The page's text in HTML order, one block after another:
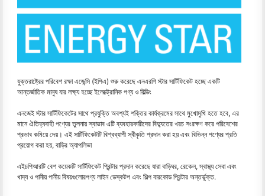
যুক্তরাষ্ট্রের পরিবেশ রক্ষা এজেন্সি (ইপিএ) শুরু করেছে এনএরগি স্টার সার্টিফিকেট হচ্ছে একটি
আন্তর্জাতিক মানুষ যার লক্ষ্য হচ্ছে ইলেক্ট্রোনিক পণ্য ও বিল্ডিং
এনজেই স্টার সার্টিফিকেটের সাথে প্রযুক্তি অবশ্যই শক্তির কার্যক্রমের সাথে মুখোমুখি হতে হবে, এর
মানে ঐতিহ্যবাহী পণ্যের তুলনায় স্বাভাব এটি ব্যবহারকারীদের বিদ্যুতের খরচ সংরক্ষণ করে পরিবেশের
প্রভাব কমিয়ে দেয়। এই সার্টিফিকেটটি বিশ্বব্যাপী স্বীকৃতি প্রদান করা হয় এবং বিভিন্ন পণ্যের প্রতি
প্রয়োগ করা হয়, বাড়ির অ্যাপলিভা
এইচপিআরটি বেশ কয়েকটি সার্টিফিকেট প্রিন্টার প্রদান করেছে যারা বাড়িঘর, রেকেল, স্বাস্থ্য সেবা এবং
খাদ্য ও পানীয় পানীয় বিষয়গুলোরপণ্য লাইন ডেস্কটপ এবং শিল্প বারকোড প্রিন্টার অন্তর্ভুক্ত.